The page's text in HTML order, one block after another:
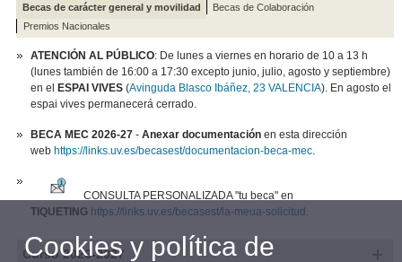
Becas de carácter general y movilidad
Becas de Colaboración
Premios Nacionales
ATENCIÓN AL PÚBLICO: De lunes a viernes en horario de 10 a 13 h
(lunes también de 16:00 a 17:30 excepto junio, julio, agosto y septiembre)
en el
ESPAI VIVES(Avinguda Blasco Ibáñez, 23 VALENCIA). En agosto el
espai vives permanecerá cerrado.
BECA MEC 2026-27 -Anexar documentación en esta dirección
web https://links.uv.es/becasest/documentacion-beca-mec.
CONSULTA PERSONALIZADA "tu beca" en
TIQUETING https://links.uv.es/becasest/la-meua-solicitud .
Curso 2026-2027
Cookies y política de